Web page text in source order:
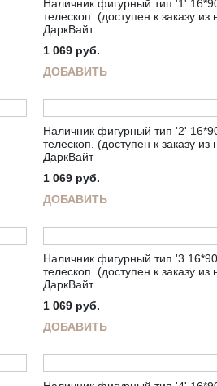
Наличник фигурный тип '1'
телескоп. (доступен к заказу из
ДаркВайт
1 069 руб.
ДОБАВИТЬ
Наличник фигурный тип '2'
телескоп. (доступен к заказу из
ДаркВайт
1 069 руб.
ДОБАВИТЬ
Наличник фигурный тип '3
телескоп. (доступен к заказу из
ДаркВайт
1 069 руб.
ДОБАВИТЬ